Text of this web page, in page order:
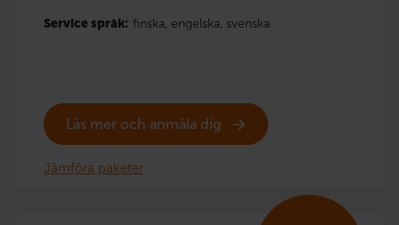
Service språk: finska, engelska, svenska
Läs mer och anmäla dig
Jämföra paketer